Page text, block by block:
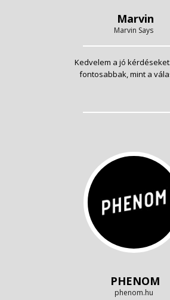
Marvin
Marvin Says
Kedvelem a jó
fontosabbak, mint a
PHENOM
phenom.hu